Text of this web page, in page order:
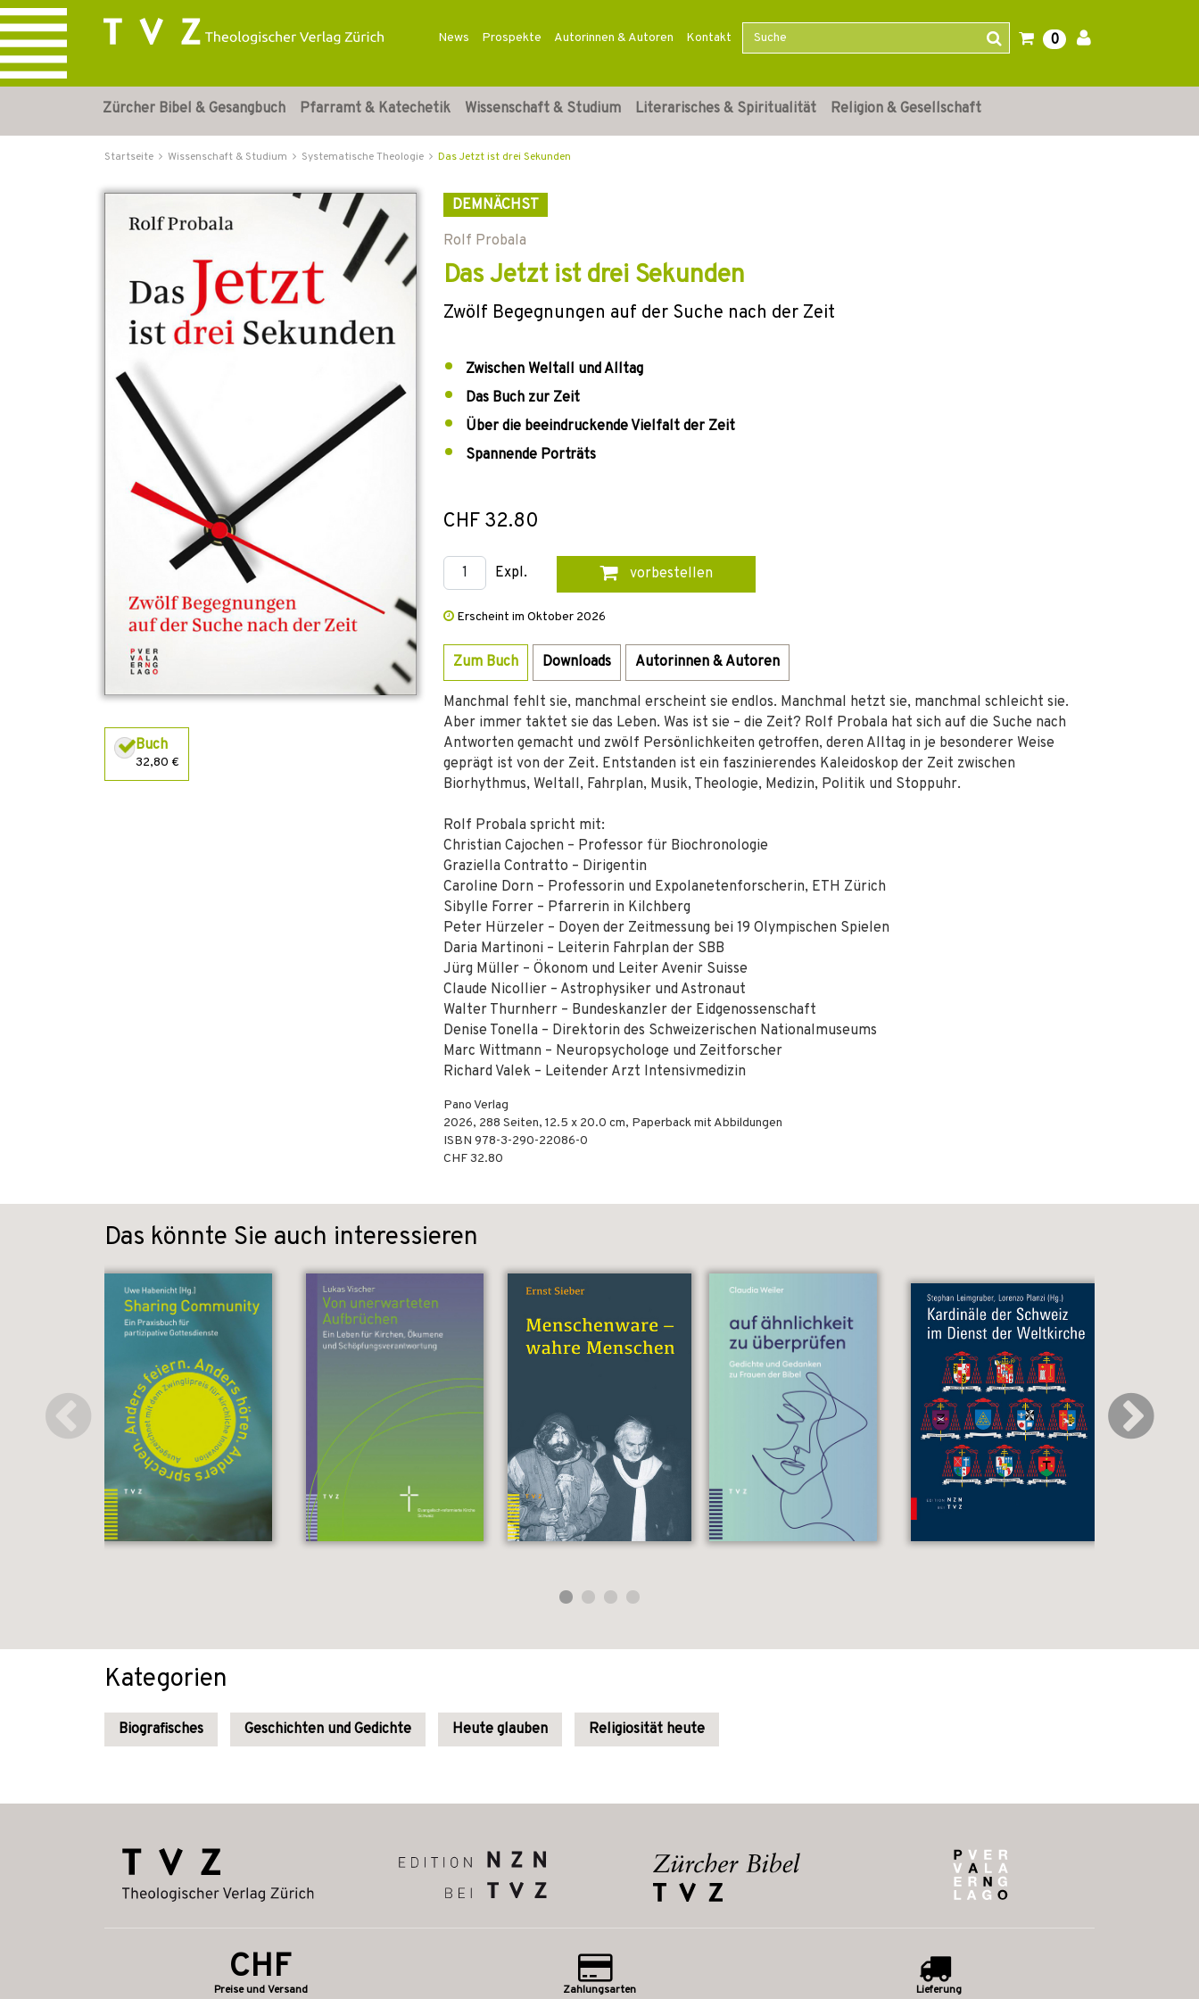
News Prospekte Autorinnen & Autoren Kontakt 0
Zürcher Bibel & Gesangbuch Pfarramt & Katechetik Wissenschaft & Studium Literarisches & Spiritualität Religion & Gesellschaft
Startseite Wissenschaft & Studium Systematische Theologie Das Jetzt ist drei Sekunden
Buch
32,80 €
DEMNÄCHST
Rolf Probala
Das Jetzt ist drei Sekunden
Zwölf Begegnungen auf der Suche nach der Zeit
Zwischen Weltall und Alltag
Das Buch zur Zeit
Über die beeindruckende Vielfalt der Zeit
Spannende Porträts
CHF 32.80
Expl. vorbestellen
Erscheint im Oktober 2026
Zum Buch Downloads Autorinnen & Autoren
Manchmal fehlt sie, manchmal erscheint sie endlos. Manchmal hetzt sie, manchmal schleicht sie.
Aber immer taktet sie das Leben. Was ist sie – die Zeit? Rolf Probala hat sich auf die Suche nach
Antworten gemacht und zwölf Persönlichkeiten getroffen, deren Alltag in je besonderer Weise
geprägt ist von der Zeit. Entstanden ist ein faszinierendes Kaleidoskop der Zeit zwischen
Biorhythmus, Weltall, Fahrplan, Musik, Theologie, Medizin, Politik und Stoppuhr.
Rolf Probala spricht mit:
Christian Cajochen – Professor für Biochronologie
Graziella Contratto – Dirigentin
Caroline Dorn – Professorin und Expolanetenforscherin, ETH Zürich
Sibylle Forrer – Pfarrerin in Kilchberg
Peter Hürzeler – Doyen der Zeitmessung bei 19 Olympischen Spielen
Daria Martinoni – Leiterin Fahrplan der SBB
Jürg Müller – Ökonom und Leiter Avenir Suisse
Claude Nicollier – Astrophysiker und Astronaut
Walter Thurnherr – Bundeskanzler der Eidgenossenschaft
Denise Tonella – Direktorin des Schweizerischen Nationalmuseums
Marc Wittmann – Neuropsychologe und Zeitforscher
Richard Valek – Leitender Arzt Intensivmedizin
Pano Verlag
2026, 288 Seiten, 12.5 x 20.0 cm, Paperback mit Abbildungen
ISBN 978-3-290-22086-0
CHF 32.80
Das könnte Sie auch interessieren
Kategorien
Biografisches Geschichten und Gedichte Heute glauben Religiosität heute
CHF
Preise und Versand Zahlungsarten Lieferung